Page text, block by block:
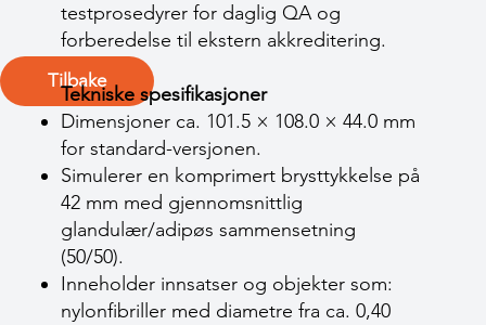
Tilbake
testprosedyrer for daglig QA og
forberedelse til ekstern akkreditering.
Tekniske spesifikasjoner
Dimensjoner ca. 101.5 × 108.0 × 44.0 mm
for standard-versjonen.
Simulerer en komprimert brysttykkelse på
42 mm med gjennomsnittlig
glandulær/adipøs sammensetning
(50/50).
Inneholder innsatser og objekter som:
nylonfibriller med diametre fra ca. 0,40